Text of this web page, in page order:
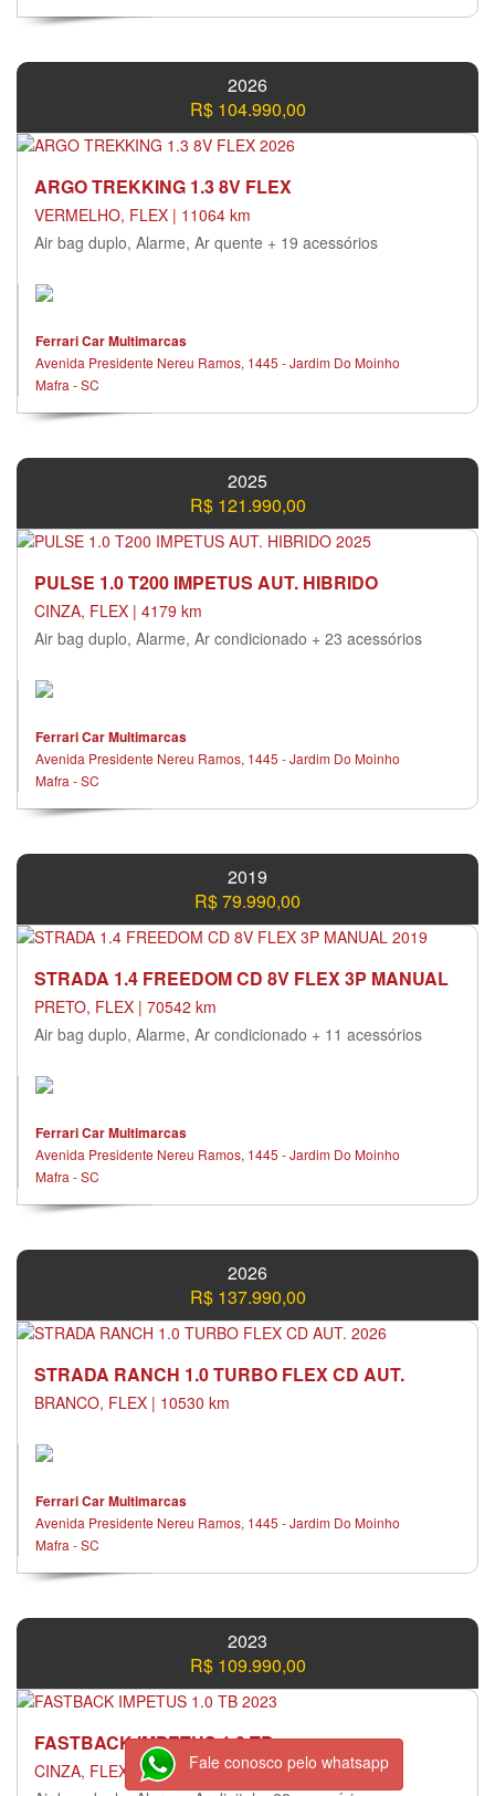
2026
R$ 104.990,00
ARGO TREKKING 1.3 8V FLEX
VERMELHO, FLEX | 11064 km
Air bag duplo, Alarme, Ar quente + 19 acessórios
Ferrari Car Multimarcas
Avenida Presidente Nereu Ramos, 1445 - Jardim Do Moinho
Mafra - SC
2025
R$ 121.990,00
PULSE 1.0 T200 IMPETUS AUT. HIBRIDO
CINZA, FLEX | 4179 km
Air bag duplo, Alarme, Ar condicionado + 23 acessórios
Ferrari Car Multimarcas
Avenida Presidente Nereu Ramos, 1445 - Jardim Do Moinho
Mafra - SC
2019
R$ 79.990,00
STRADA 1.4 FREEDOM CD 8V FLEX 3P MANUAL
PRETO, FLEX | 70542 km
Air bag duplo, Alarme, Ar condicionado + 11 acessórios
Ferrari Car Multimarcas
Avenida Presidente Nereu Ramos, 1445 - Jardim Do Moinho
Mafra - SC
2026
R$ 137.990,00
STRADA RANCH 1.0 TURBO FLEX CD AUT.
BRANCO, FLEX | 10530 km
Ferrari Car Multimarcas
Avenida Presidente Nereu Ramos, 1445 - Jardim Do Moinho
Mafra - SC
2023
R$ 109.990,00
FASTBACK IMPETUS 1.0 TB
CINZA, FLEX | 41171 kmFale conosco pelo whatsapp